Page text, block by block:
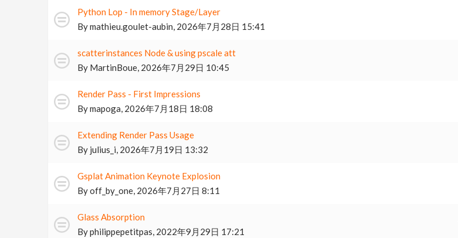
Python Lop - In memory Stage/Layer
Bymathieu.goulet-aubin, 2026年7月28日 15:41
scatterinstances Node & using pscale att
By MartinBoue, 2026年7月29日 10:45
Render Pass - First Impressions
Bymapoga, 2026年7月18日 18:08
Extending Render Pass Usage
By julius_i, 2026年7月19日 13:32
Gsplat Animation Keynote Explosion
Byoff_by_one, 2026年7月27日 8:11
Glass Absorption
Byphilippepetitpas, 2022年9月29日 17:21